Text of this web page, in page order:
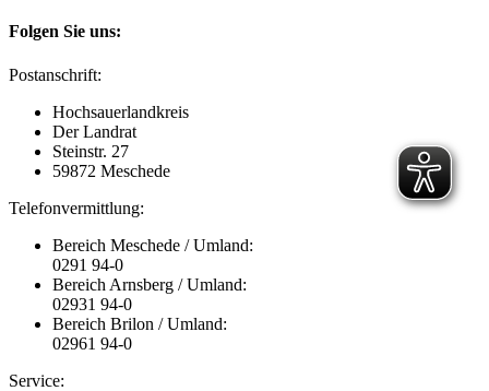
Folgen Sie uns:
Postanschrift:
Hochsauerlandkreis
Der Landrat
Steinstr. 27
59872 Meschede
Telefonvermittlung:
Bereich Meschede / Umland:
0291 94-0
Bereich Arnsberg / Umland:
02931 94-0
Bereich Brilon / Umland:
02961 94-0
Service: